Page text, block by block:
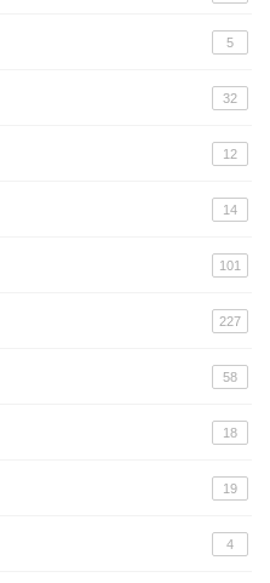
5
32
12
14
101
227
58
18
19
4